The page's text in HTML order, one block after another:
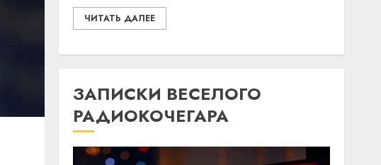
ЧИТАТЬ ДАЛЕЕ
ЗАПИСКИ ВЕСЕЛОГО
РАДИОКОЧЕГАРА